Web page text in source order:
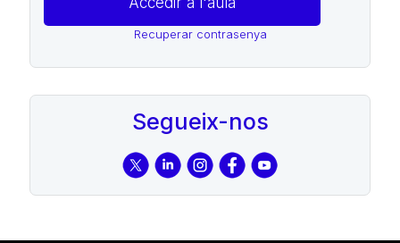
Recuperar contrasenya
Segueix-nos